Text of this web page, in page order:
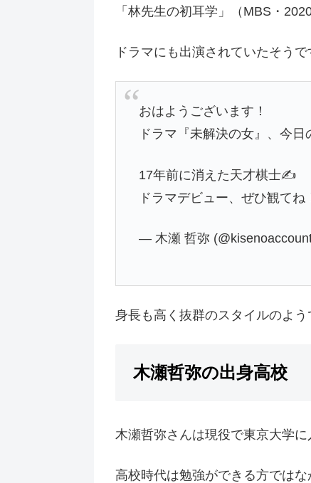
「林先生の初耳学」（MBS・
ドラマにも出演されていたそうで
おはようございます！
ドラマ『未解決の女』、今
17年前に消えた天才棋士✍️
ドラマデビュー、ぜひ観てね
— 木瀬 哲弥
身長も高く抜群のスタイルのよう
木瀬哲弥の出身高校
木瀬哲弥さんは現役で東京大学
高校時代は勉強ができる方では